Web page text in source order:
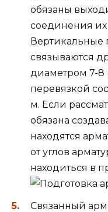
обязаны
соединения их
Вертикальные
связываются
диаметром 7-8
перевязкой
м. Если
обязана
находятся
от углов
находиться в
Связанный